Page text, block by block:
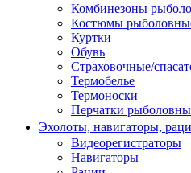
Комбинезоны
Костюмы
Куртки
Обувь
Страховочные/
Термобелье
Термоноски
Перчатки
Эхолоты, навигаторы,
Видеорегистраторы
Навигаторы